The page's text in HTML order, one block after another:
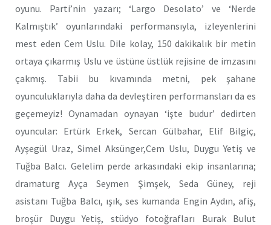
oyunu. Parti’nin yazarı; ‘Largo Desolato’ ve ‘Nerde
Kalmıştık’ oyunlarındaki performansıyla, izleyenlerini
mest eden Cem Uslu. Dile kolay, 150 dakikalık bir metin
ortaya çıkarmış Uslu ve üstüne üstlük rejisine de imzasını
çakmış. Tabii bu kıvamında metni, pek şahane
oyunculuklarıyla daha da devleştiren performansları da es
geçemeyiz! Oynamadan oynayan ‘işte budur’ dedirten
oyuncular: Ertürk Erkek, Sercan Gülbahar, Elif Bilgiç,
Ayşegül Uraz, Simel Aksünger,Cem Uslu, Duygu Yetiş ve
Tuğba Balcı. Gelelim perde arkasındaki ekip insanlarına;
dramaturg Ayça Seymen Şimşek, Seda Güney, reji
asistanı Tuğba Balcı, ışık, ses kumanda Engin Aydın, afiş,
broşür Duygu Yetiş, stüdyo fotoğrafları Burak Bulut